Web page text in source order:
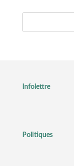
Infolettre
Politiques